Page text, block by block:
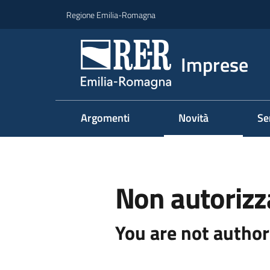
Regione Emilia-Romagna
Imprese
Argomenti Novità
Non
You are not